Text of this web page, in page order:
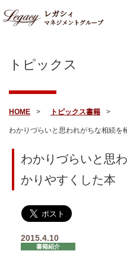
レガシィ
マネジメントグループ
トピックス
HOME トピックス書籍
わかりづらいと思われがちな相続を
わかりづらいと思
かりやすくした本
2015.4.10
書籍紹介